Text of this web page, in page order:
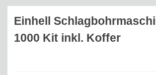
Einhell
1000 Kit inkl. Koffer